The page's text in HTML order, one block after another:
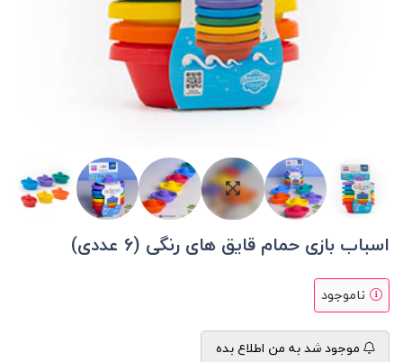
اسباب بازی حمام قایق های رنگی (6 عددی)
ناموجود
موجود شد به من اطلاع بده